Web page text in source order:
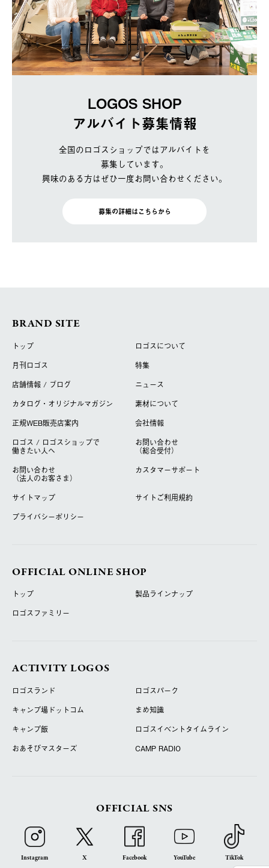
LOGOS SHOP
アルバイト募集情報
全国のロゴスショップではアルバイトを
募集しています。
興味のある方はぜひ一度お問い合わせください。
募集の詳細はこちらから
BRAND SITE
トップ
ロゴスについて
月刊ロゴス
特集
店舗情報 / ブログ
ニュース
カタログ・オリジナルマガジン
素材について
正規WEB販売店案内
会社情報
ロゴス / ロゴスショップで
働きたい人へ
お問い合わせ
（総合受付）
お問い合わせ
（法人のお客さま）
カスタマーサポート
サイトマップ
サイトご利用規約
プライバシーポリシー
OFFICIAL ONLINE SHOP
トップ
製品ラインナップ
ロゴスファミリー
ACTIVITY LOGOS
ロゴスランド
ロゴスパーク
キャンプ場ドットコム
まめ知識
キャンプ飯
ロゴスイベントタイムライン
おあそびマスターズ
CAMP RADIO
OFFICIAL SNS
Instagram X Facebook YouTube TikTok